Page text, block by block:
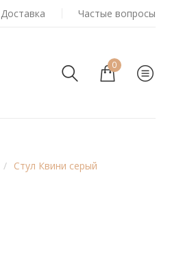
Доставка Частые вопросы
0
/ Стул Квини серый